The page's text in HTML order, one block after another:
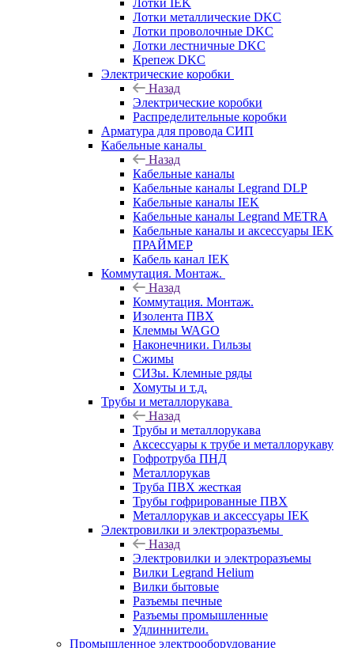
Лотки металлические DKC
Лотки проволочные DKC
Лотки лестничные DKC
Крепеж DKC
Электрические коробки
Назад
Электрические коробки
Распределительные коробки
Арматура для провода СИП
Кабельные каналы
Назад
Кабельные каналы
Кабельные каналы Legrand DLP
Кабельные каналы IEK
Кабельные каналы Legrand METRA
Кабельные каналы и аксессуары IEK
ПРАЙМЕР
Кабель канал IEK
Коммутация. Монтаж.
Назад
Коммутация. Монтаж.
Изолента ПВХ
Клеммы WAGO
Наконечники. Гильзы
Сжимы
СИЗы. Клемные ряды
Хомуты и т.д.
Трубы и металлорукава
Назад
Трубы и металлорукава
Аксессуары к трубе и металлорукаву
Гофротруба ПНД
Металлорукав
Труба ПВХ жесткая
Трубы гофрированные ПВХ
Металлорукав и аксессуары IEK
Электровилки и электроразъемы
Назад
Электровилки и электроразъемы
Вилки Legrand Helium
Вилки бытовые
Разъемы печные
Разъемы промышленные
Удлиннители.
Промышленное электрооборудование